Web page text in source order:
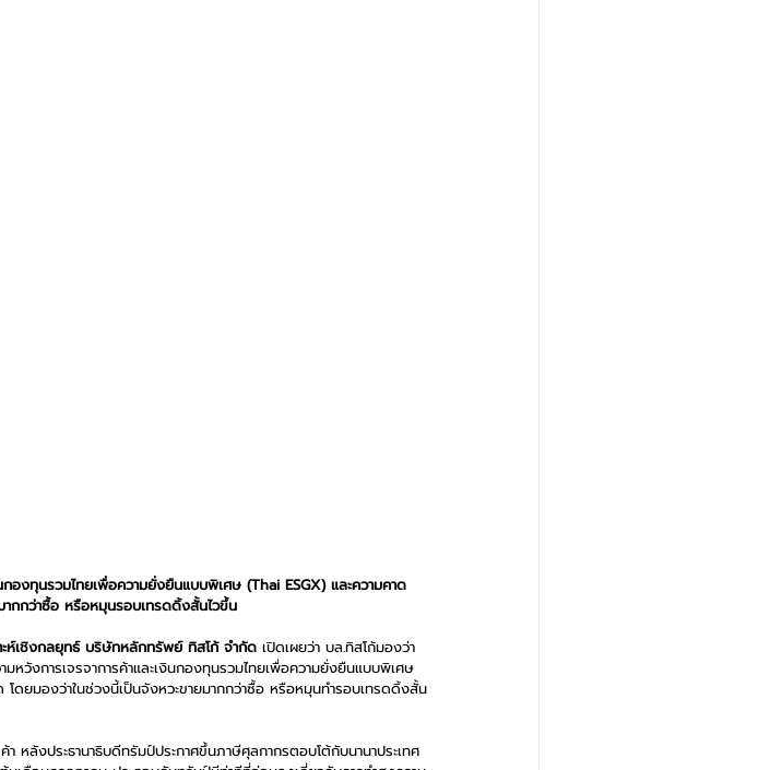
งทุนรวมไทยเพื่อความยั่งยืนแบบพิเศษ (Thai ESGX) และความคาด
ากกว่าซื้อ หรือหมุนรอบเทรดดิ้งสั้นไวขึ้น
ะห์เชิงกลยุทธ์ บริษัทหลักทรัพย์ ทิสโก้ จำกัด เปิดเผยว่า บล.ทิสโก้มองว่า
งการเจรจาการค้าและเงินกองทุนรวมไทยเพื่อความยั่งยืนแบบพิเศษ
ดยมองว่าในช่วงนี้เป็นจังหวะขายมากกว่าซื้อ หรือหมุนทำรอบเทรดดิ้งสั้น
หลังประธานาธิบดีทรัมป์ประกาศขึ้นภาษีศุลกากรตอบโต้กับนานาประเทศ